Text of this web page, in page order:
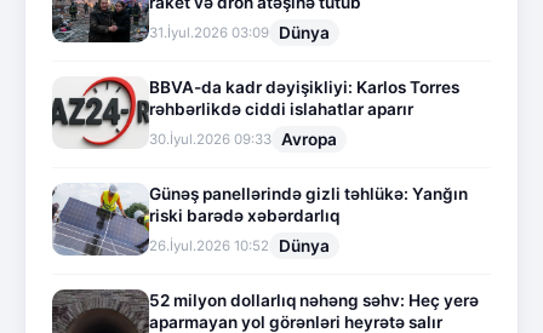
31.İyul.2026 03:09 Dünya
BBVA-da kadr dəyişikliyi: Karlos Torres
rəhbərlikdə ciddi islahatlar aparır
30.İyul.2026 09:33 Avropa
Günəş panellərində gizli təhlükə: Yanğın
riski barədə xəbərdarlıq
26.İyul.2026 10:52 Dünya
52 milyon dollarlıq nəhəng səhv: Heç yerə
aparmayan yol görənləri heyrətə salır